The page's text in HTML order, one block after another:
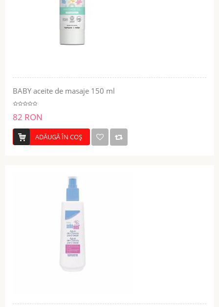
BABY aceite de masaje 150 ml
82 RON
ADĂUGĂ ÎN COŞ